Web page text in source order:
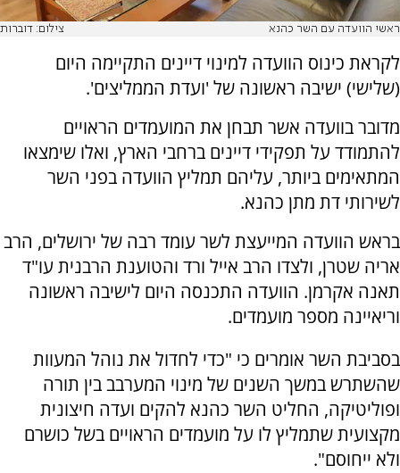
ראשי הוועדה עם השר כהנא צילום: דוברות
לקראת כינוס הוועדה למינוי דיינים התקיימה היום
(שלישי) ישיבה ראשונה של 'ועדת הממליצים'.
מדובר בוועדה אשר תבחן את המועמדים הראויים
להתמודד על תפקידי דיינים ברחבי הארץ, ואלו שימצאו
המתאימים ביותר, עליהם תמליץ הוועדה בפני השר
לשירותי דת מתן כהנא.
בראש הוועדה המייעצת לשר עומד רבה של ירושלים, הרב
אריה שטרן, ולצדו הרב אייל ורד והטוענת הרבנית עו"ד
תאנה אקרמן. הוועדה התכנסה היום לישיבה ראשונה
וריאיינה מספר מועמדים.
בסביבת השר אומרים כי "כדי לחדול את נוהל המעוות
שהשתרש במשך השנים של מינוי המערבב בין תורה
ופוליטיקה, החליט השר כהנא להקים ועדה חיצונית
מקצועית שתמליץ לו על מועמדים הראויים בשל כושרם
ולא ייחוסם".